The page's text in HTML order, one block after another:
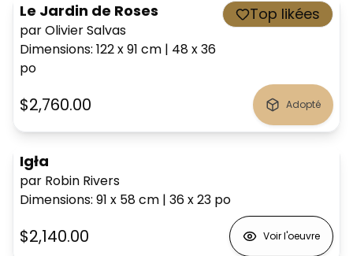
Le Jardin de Roses
par Olivier Salvas
Dimensions: 122 x 91 cm | 48 x 36
po
Top likées
$2,760.00 Adopté
Igła
par Robin Rivers
Dimensions: 91 x 58cm | 36 x 23 po
$2,140.00 Voir l'oeuvre